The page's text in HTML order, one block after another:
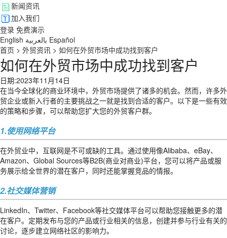
新闻资讯
加入我们
登录 免费演示
English بالعربية Español
首页 > 外贸资讯 > 如何在外贸市场中成功找到客户
如何在外贸市场中成功找到客户
日期:2023年11月14日
在当今全球化的商业环境中，外贸市场提供了诸多的机会。然而，许多外
贸企业或新入行者的主要挑战之一就是找到合适的客户。以下是一些有效
的策略和步骤，可以帮助您扩大您的外贸客户群。
1.使用网络平台
在外贸业中，互联网是不可或缺的工具。通过使用像Alibaba、eBay、
Amazon、Global Sources等B2B(商业对商业)平台，您可以将产品或服
务展示给全世界的潜在客户，同时还能掌握竞品的情报。
2.社交媒体营销
LinkedIn、Twitter、Facebook等社交媒体平台可以帮助您接触更多的潜
在客户。定期发布与您的产品或行业相关的信息，创建并参与行业有关的
讨论，逐步建立网络社区的影响力。